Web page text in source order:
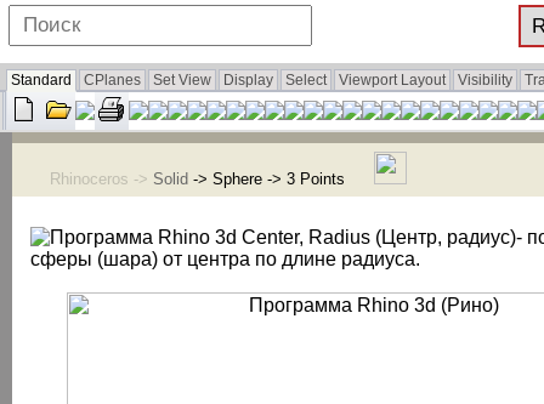
Standard CPlanes Set View Display Select Viewport Layout Visibility
Rhinoceros -> Solid -> Sphere -> 3 Points
Center, Radius (Центр, радиус)-
сферы (шара) от центра по длине радиуса.